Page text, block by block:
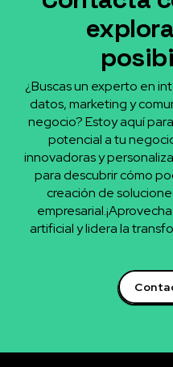
¿Buscas un experto en
datos, marketing y
negocio? Estoy aquí
potencial a tu
innovadoras y
para descubrir cómo
creación de
artificial y lidera la